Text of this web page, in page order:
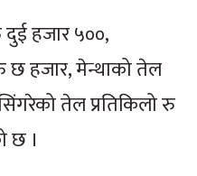
दुई हजार ५००,
छ हजार, मेन्थाको तेल
तेल प्रतिकिलो रु
छ ।